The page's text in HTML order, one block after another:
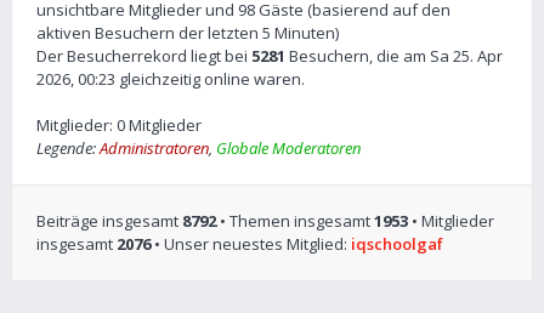
unsichtbare Mitglieder und 98 Gäste (basierend auf den
aktiven Besuchern der letzten 5 Minuten)
Der Besucherrekord liegt bei 5281 Besuchern, die am Sa 25. Apr
2026, 00:23 gleichzeitig online waren.
Mitglieder: 0 Mitglieder
Legende:Administratoren, Globale Moderatoren
Beiträge insgesamt 8792• Themen insgesamt1953 • Mitglieder
insgesamt 2076• Unser neuestes Mitglied: iqschoolgaf